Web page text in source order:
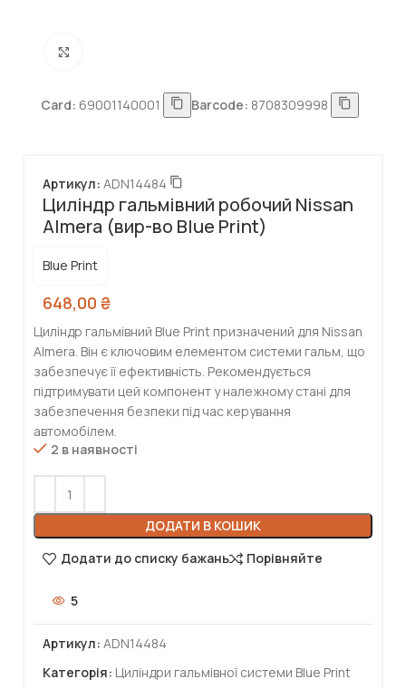
Card: 69001140001 Barcode: 8708309998
Циліндр гальмівний робочий Nissan
Almera (вир-во Blue Print)
Артикул: ADN14484
Blue Print
648,00 ₴
Циліндр гальмівний Blue Print призначений для Nissan
Almera. Він є ключовим елементом системи гальм, що
забезпечує її ефективність. Рекомендується
підтримувати цей компонент у належному стані для
забезпечення безпеки під час керування
автомобілем.
2 в наявності
ДОДАТИ В КОШИК
Додати до списку бажань
Порівняйте
5
Артикул: ADN14484
Категорія: Циліндри гальмівної системи Blue Print